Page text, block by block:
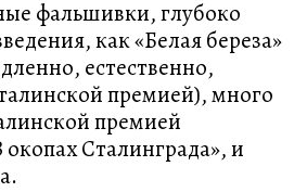
фальшивки, глубоко
как «Белая береза»
естественно,
премией), много
премией
Сталинграда», и